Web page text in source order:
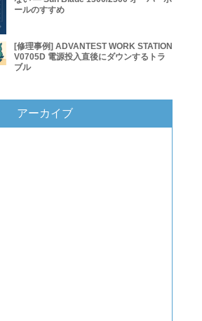
ールのすすめ
[修理事例] ADVANTEST WORK STATION
V0705D 電源投入直後にダウンするトラ
ブル
アーカイブ